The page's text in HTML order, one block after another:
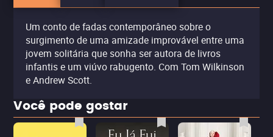
Um conto de fadas contemporâneo sobre o
surgimento de uma amizade improvável entre uma
jovem solitária que sonha ser autora de livros
infantis e um viúvo rabugento. Com Tom Wilkinson
e Andrew Scott.
Você pode gostar